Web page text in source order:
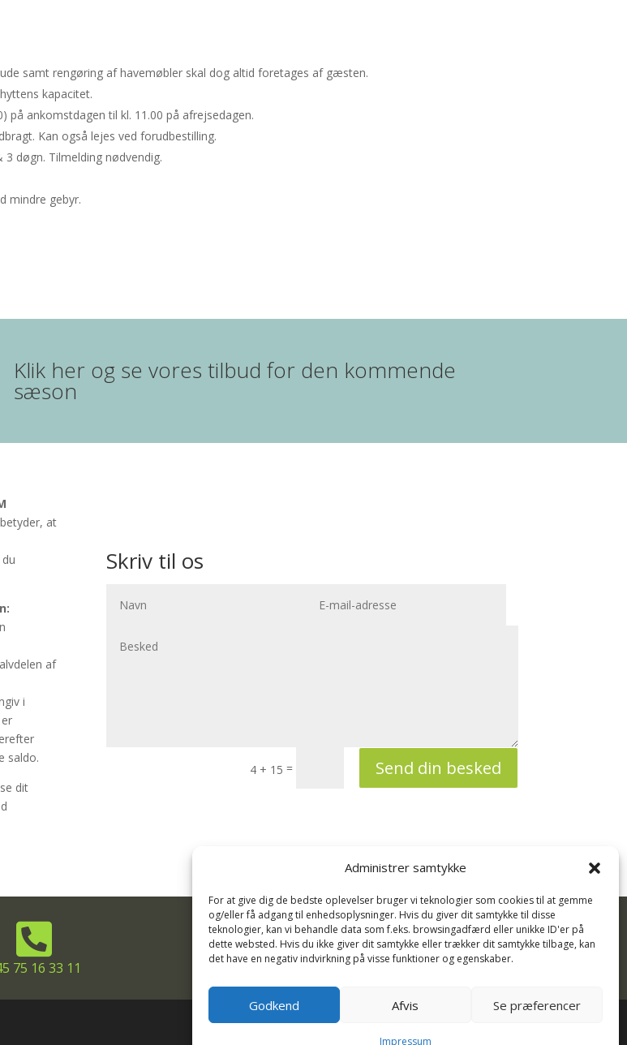
Administrer samtykke
For at give dig de bedste oplevelser bruger vi teknologier som cookies til at gemme
og/eller få adgang til enhedsoplysninger. Hvis du giver dit samtykke til disse
teknologier, kan vi behandle data som f.eks. browsingadfærd eller unikke ID'er på
dette websted. Hvis du ikke giver dit samtykke eller trækker dit samtykke tilbage, kan
det have en negativ indvirkning på visse funktioner og egenskaber.
Godkend Afvis Se præferencer
Impressum
samt rengøring af havemøbler skal dog altid foretages af gæsten.
kapacitet.
på ankomstdagen til kl. 11.00 på afrejsedagen.
Kan også lejes ved forudbestilling.
3 døgn. Tilmelding nødvendig.
mindre gebyr.
Klik her og se vores tilbud for den kommende
sæson
at
af
i
saldo.
dit
Skriv til os
4 + 15 = Send din besked

75 16 33 11

Kirkevejen 13, 6720 Fanø